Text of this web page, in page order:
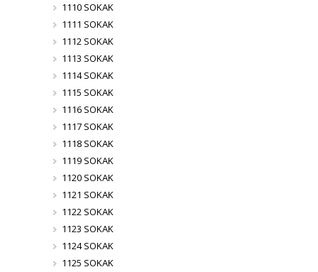
1110 SOKAK
1111 SOKAK
1112 SOKAK
1113 SOKAK
1114 SOKAK
1115 SOKAK
1116 SOKAK
1117 SOKAK
1118 SOKAK
1119 SOKAK
1120 SOKAK
1121 SOKAK
1122 SOKAK
1123 SOKAK
1124 SOKAK
1125 SOKAK